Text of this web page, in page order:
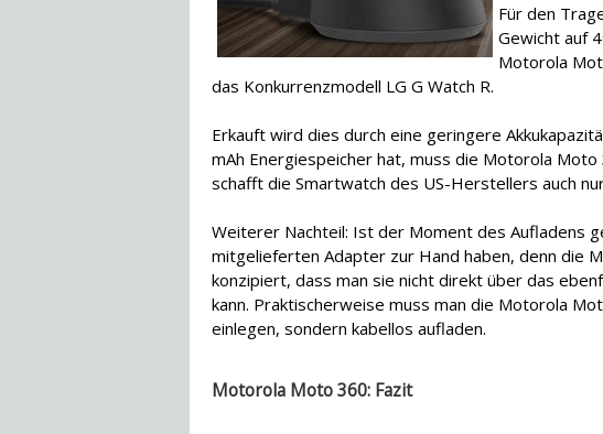
Für den
Gewicht auf
Motorola
das Konkurrenzmodell LG G Watch R.
Erkauft wird dies durch eine geringere
mAh Energiespeicher hat, muss die Motorola
schafft die Smartwatch des US-Herstellers auch
Weiterer Nachteil: Ist der Moment des Aufladens
mitgelieferten Adapter zur Hand haben, denn die
konzipiert, dass man sie nicht direkt über das
kann. Praktischerweise muss man die Motorola
einlegen, sondern kabellos aufladen.
Motorola Moto 360: Fazit